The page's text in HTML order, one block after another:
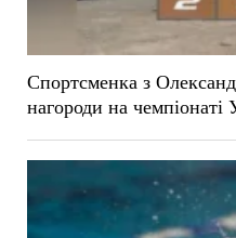
Спортсменка з
нагороди на чемпіонаті